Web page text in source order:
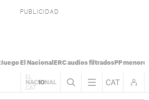
Juego El Nacional ERC audios filtradosPP